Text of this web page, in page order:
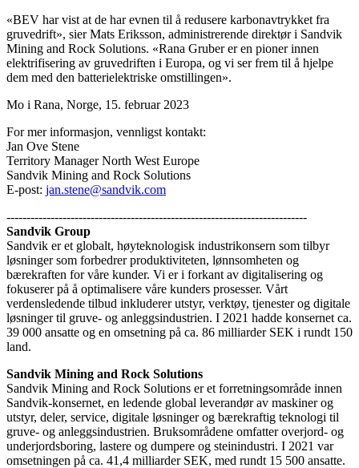
«BEV har vist at de har evnen til å redusere karbonavtrykket fra
gruvedrift», sier Mats Eriksson, administrerende direktør i Sandvik
Mining and Rock Solutions. «Rana Gruber er en pioner innen
elektrifisering av gruvedriften i Europa, og vi ser frem til å hjelpe
dem med den batterielektriske omstillingen».
Mo i Rana, Norge, 15. februar 2023
For mer informasjon, vennligst kontakt:
Jan Ove Stene
Territory Manager North West Europe
Sandvik Mining and Rock Solutions
E-post: jan.stene@sandvik.com
---------------------------------------------------------------------------
Sandvik Group
Sandvik er et globalt, høyteknologisk industrikonsern som tilbyr
løsninger som forbedrer produktiviteten, lønnsomheten og
bærekraften for våre kunder. Vi er i forkant av digitalisering og
fokuserer på å optimalisere våre kunders prosesser. Vårt
verdensledende tilbud inkluderer utstyr, verktøy, tjenester og digitale
løsninger til gruve- og anleggsindustrien. I 2021 hadde konsernet ca.
39 000 ansatte og en omsetning på ca. 86 milliarder SEK i rundt 150
land.
Sandvik Mining and Rock Solutions
Sandvik Mining and Rock Solutions er et forretningsområde innen
Sandvik-konsernet, en ledende global leverandør av maskiner og
utstyr, deler, service, digitale løsninger og bærekraftig teknologi til
gruve- og anleggsindustrien. Bruksområdene omfatter overjord- og
underjordsboring, lastere og dumpere og steinindustri. I 2021 var
omsetningen på ca. 41,4 milliarder SEK, med rundt 15 500 ansatte.